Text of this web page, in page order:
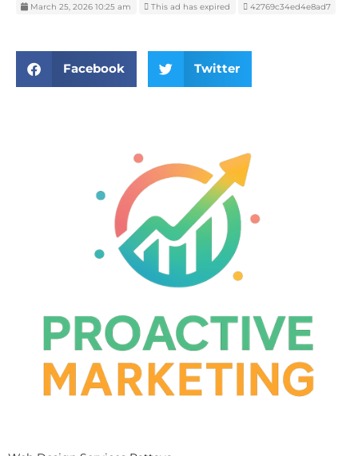
March 25, 2026 10:25 am This ad has expired 42769c34ed4e8ad7
Facebook Twitter